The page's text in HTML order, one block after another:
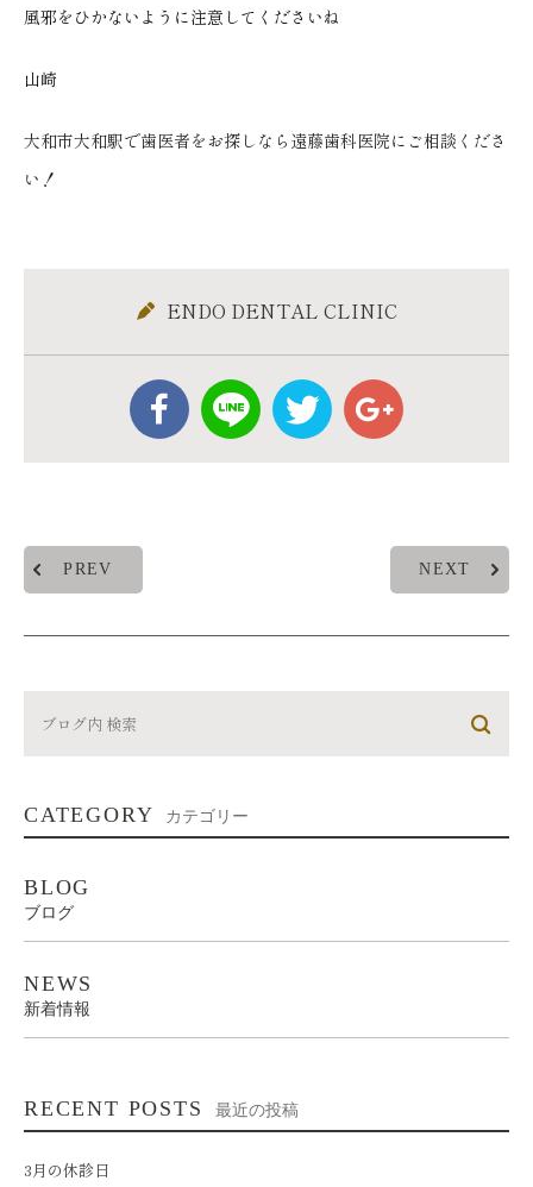
風邪をひかないように注意してくださいね
山崎
大和市大和駅で歯医者をお探しなら遠藤歯科医院にご相談くださ
い！
ENDO DENTAL CLINIC
PREV NEXT
CATEGORY カテゴリー
BLOG
ブログ
NEWS
新着情報
RECENT POSTS 最近の投稿
3月の休診日